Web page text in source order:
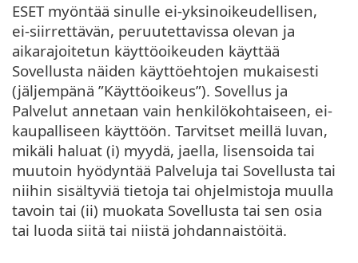
ESET myöntää sinulle ei-yksinoikeudellisen,
ei-siirrettävän, peruutettavissa olevan ja
aikarajoitetun käyttöoikeuden käyttää
Sovellusta näiden käyttöehtojen mukaisesti
(jäljempänä ”Käyttöoikeus”). Sovellus ja
Palvelut annetaan vain henkilökohtaiseen, ei-
kaupalliseen käyttöön. Tarvitset meillä luvan,
mikäli haluat (i) myydä, jaella, lisensoida tai
muutoin hyödyntää Palveluja tai Sovellusta tai
niihin sisältyviä tietoja tai ohjelmistoja muulla
tavoin tai (ii) muokata Sovellusta tai sen osia
tai luoda siitä tai niistä johdannaistöitä.